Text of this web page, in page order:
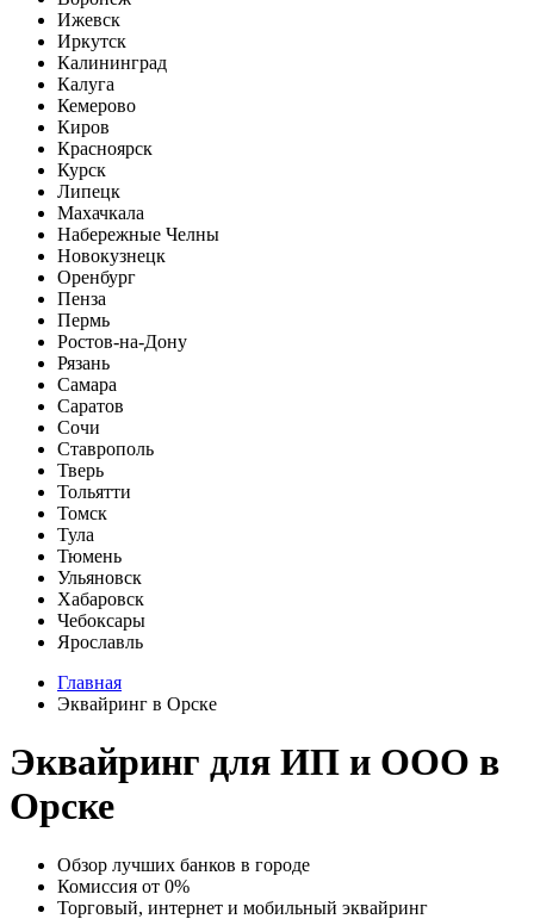
Ижевск
Иркутск
Калининград
Калуга
Кемерово
Киров
Красноярск
Курск
Липецк
Махачкала
Набережные Челны
Новокузнецк
Оренбург
Пенза
Пермь
Ростов-на-Дону
Рязань
Самара
Саратов
Сочи
Ставрополь
Тверь
Тольятти
Томск
Тула
Тюмень
Ульяновск
Хабаровск
Чебоксары
Ярославль
Главная
Эквайринг в Орске
Эквайринг для ИП и ООО в
Орске
Обзор лучших банков в городе
Комиссия от 0%
Торговый, интернет и мобильный эквайринг